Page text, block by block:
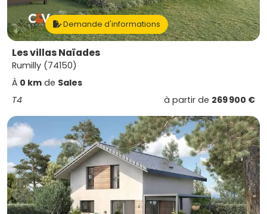
Demande d'informations
Les villas Naïades
Rumilly (74150)
À 0 km de Sales
T4
à partir de 269 900 €